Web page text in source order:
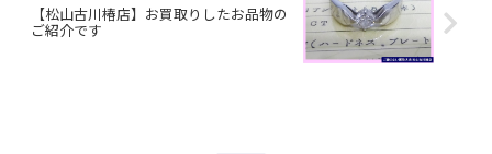
【松山古川椿店】お買取りしたお品物の
ご紹介です